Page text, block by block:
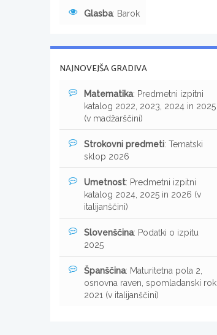
Glasba: Barok
NAJNOVEJŠA GRADIVA
Matematika: Predmetni izpitni
katalog 2022, 2023, 2024 in 2025
(v madžarščini)
Strokovni predmeti: Tematski
sklop 2026
Umetnost: Predmetni izpitni
katalog 2024, 2025 in 2026 (v
italijanščini)
Slovenščina: Podatki o izpitu
2025
Španščina: Maturitetna pola 2,
osnovna raven, spomladanski rok
2021 (v italijanščini)